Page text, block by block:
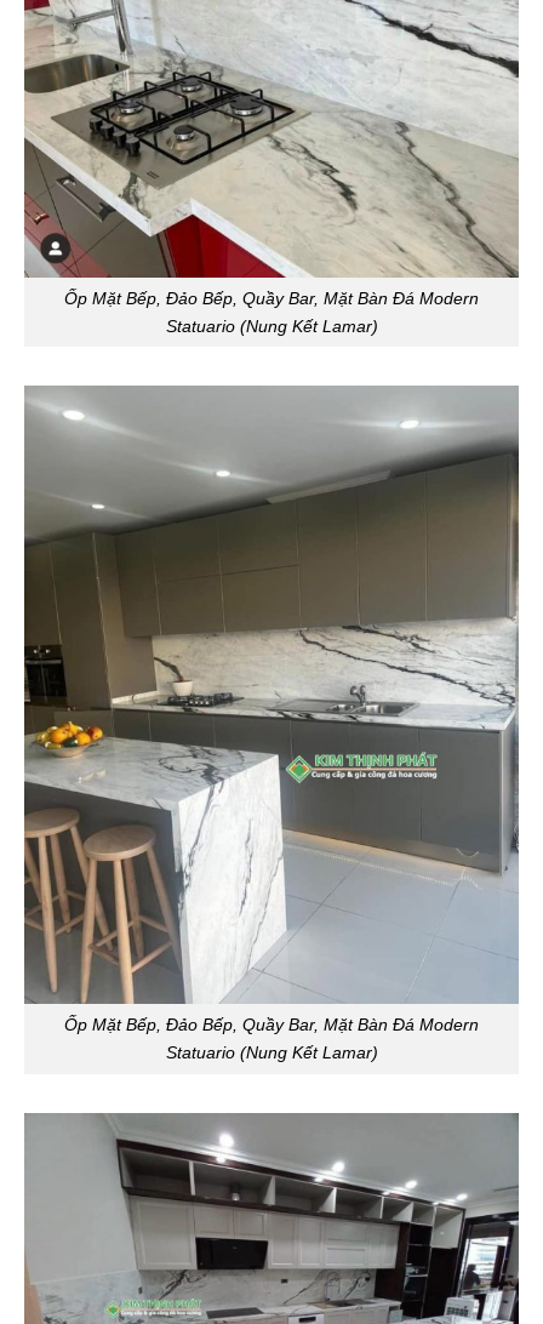
Ốp Mặt Bếp, Đảo Bếp, Quầy Bar, Mặt Bàn Đá Modern
Statuario (Nung Kết Lamar)
Ốp Mặt Bếp, Đảo Bếp, Quầy Bar, Mặt Bàn Đá Modern
Statuario (Nung Kết Lamar)